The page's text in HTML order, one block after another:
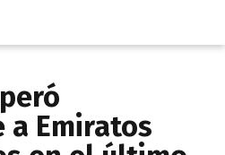
a Emiratos